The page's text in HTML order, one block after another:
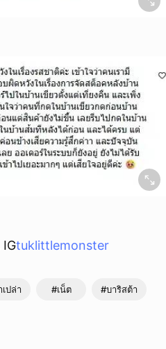
IGtuklittlemonster
ปล่า #เน็ต #บาริสต้า